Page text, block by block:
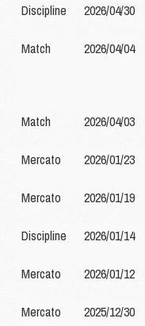
Discipline
2026/04/30
Match
2026/04/04
Match
2026/04/03
Mercato
2026/01/23
Mercato
2026/01/19
Discipline
2026/01/14
Mercato
2026/01/12
Mercato
2025/12/30